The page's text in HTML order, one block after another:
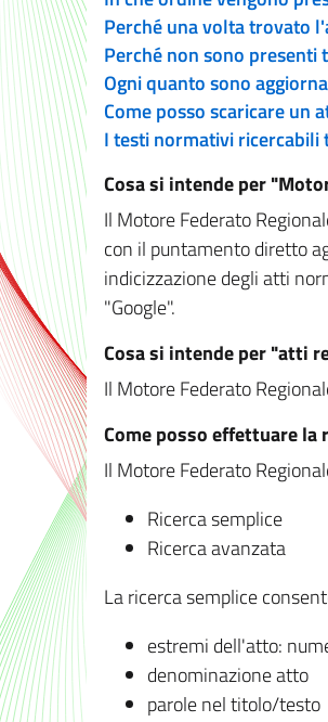
Perché una volta trovato
Perché non sono
Ogni quanto sono
Come posso scaricare un
I testi normativi ricercabili
Cosa si intende per
Il Motore Federato
con il puntamento diretto
indicizzazione degli atti
"Google".
Cosa si intende per "atti
Il Motore Federato
Come posso effettuare la
Il Motore Federato
Ricerca semplice
Ricerca avanzata
La ricerca semplice
estremi dell'atto:
denominazione atto
parole nel titolo/testo